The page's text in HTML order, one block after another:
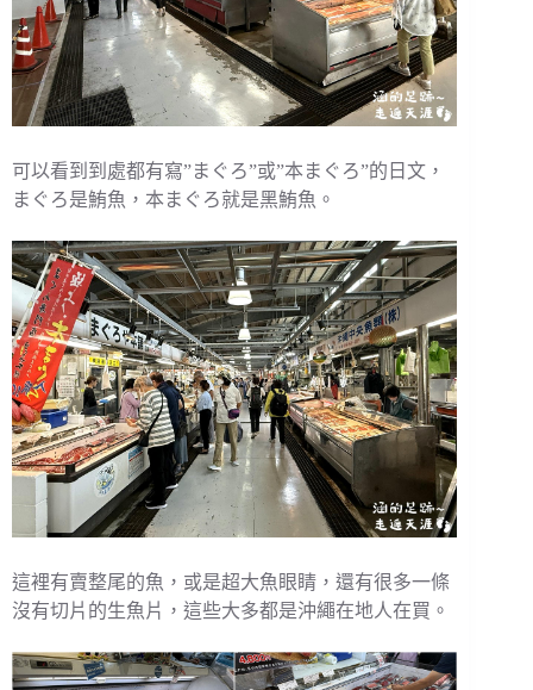
可以看到到處都有寫”まぐろ”或”本まぐろ”的日文，
まぐろ是鮪魚，本まぐろ就是黑鮪魚。
這裡有賣整尾的魚，或是超大魚眼睛，還有很多一條
沒有切片的生魚片，這些大多都是沖繩在地人在買。